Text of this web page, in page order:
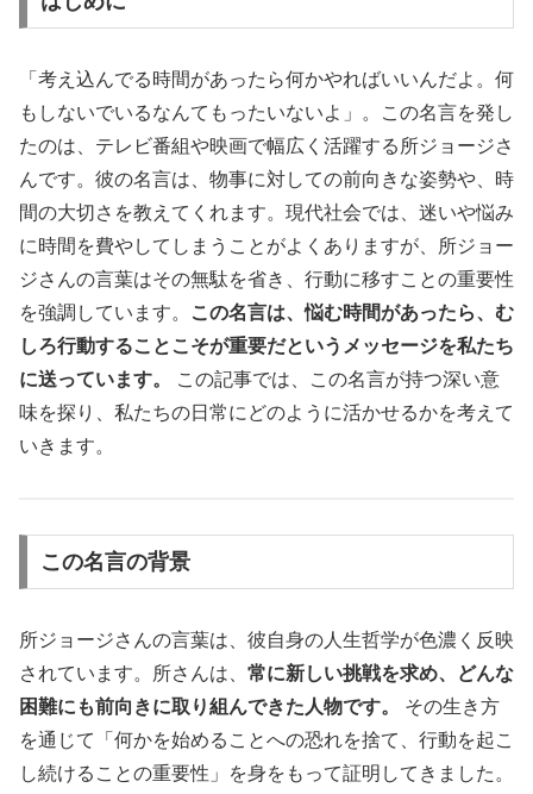
「考え込んでる時間があったら何かやればいいんだよ。何
もしないでいるなんてもったいないよ」。この名言を発し
たのは、テレビ番組や映画で幅広く活躍する所ジョージさ
んです。彼の名言は、物事に対しての前向きな姿勢や、時
間の大切さを教えてくれます。現代社会では、迷いや悩み
に時間を費やしてしまうことがよくありますが、所ジョー
ジさんの言葉はその無駄を省き、行動に移すことの重要性
を強調しています。
この名言は、悩む時間があったら、む
しろ行動することこそが重要だというメッセージを私たち
に送っています。
この記事では、この名言が持つ深い意
味を探り、私たちの日常にどのように活かせるかを考えて
いきます。
この名言の背景
所ジョージさんの言葉は、彼自身の人生哲学が色濃く反映
されています。所さんは、 常に新しい挑戦を求め、どんな
困難にも前向きに取り組んできた人物です。
その生き方
を通じて「何かを始めることへの恐れを捨て、行動を起こ
し続けることの重要性」を身をもって証明してきました。